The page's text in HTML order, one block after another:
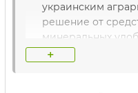
украинским
решение от
минеральных
+